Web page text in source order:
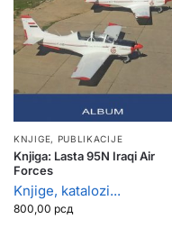
KNJIGE, PUBLIKACIJE
Knjiga: Lasta 95N Iraqi Air
Forces
Knjige, katalozi...
800,00 рсд